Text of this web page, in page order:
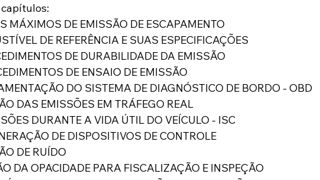
MÁXIMOS DE EMISSÃO DE ESCAPAMENTO
DE REFERÊNCIA E SUAS ESPECIFICAÇÕES
DE DURABILIDADE DA EMISSÃO
DE ENSAIO DE EMISSÃO
DO SISTEMA DE DIAGNÓSTICO DE BORDO - OBD
DAS EMISSÕES EM TRÁFEGO REAL
DURANTE A VIDA ÚTIL DO VEÍCULO - ISC
DE DISPOSITIVOS DE CONTROLE
DE RUÍDO
DA OPACIDADE PARA FISCALIZAÇÃO E INSPEÇÃO